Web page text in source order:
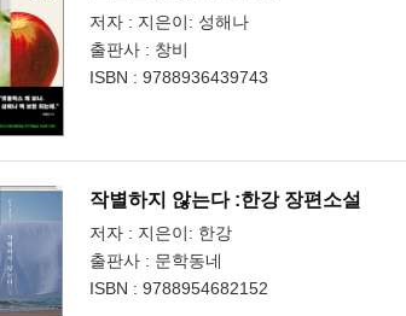
저자 : 지은이: 성해나
출판사 : 창비
ISBN : 9788936439743
작별하지 않는다 :한강 장편소설
저자 : 지은이: 한강
출판사 : 문학동네
ISBN : 9788954682152